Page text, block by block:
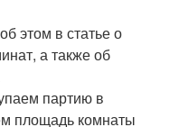
этом в статье о
а также об
партию в
площадь комнаты